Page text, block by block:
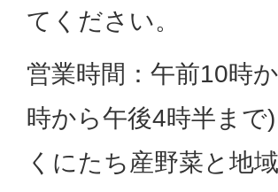
てください。
営業時間：午前10時
時から午後4時半まで)
くにたち産野菜と地